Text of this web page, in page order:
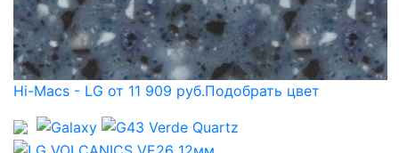
Hi-Macs - LG от 11 909 руб.Подобрать цвет